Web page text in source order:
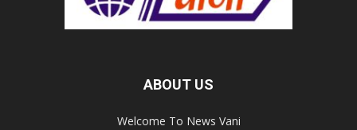
ABOUT US
Welcome To News Vani